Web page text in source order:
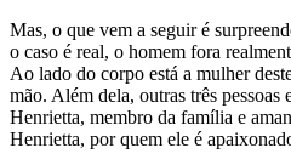
Mas, o que vem a seguir é
o caso é real, o homem fora
Ao lado do corpo está a mulher
mão. Além dela, outras três pessoas
Henrietta, membro da família e
Henrietta, por quem ele é